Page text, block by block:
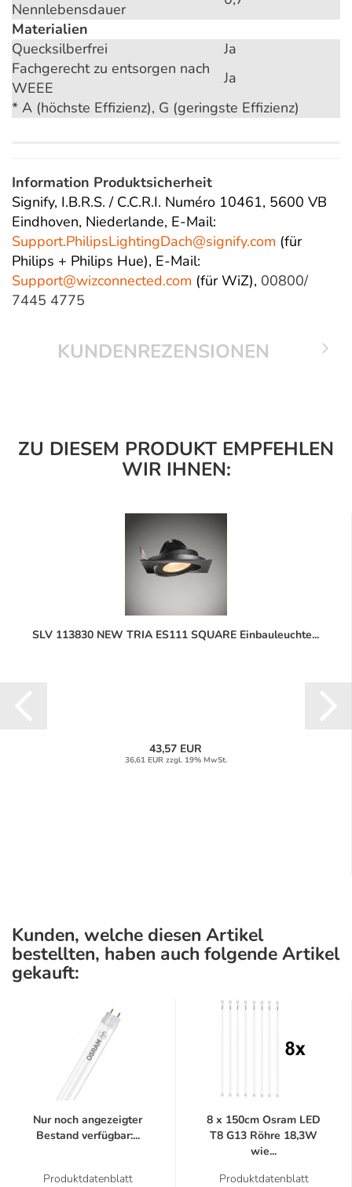
Nennlebensdauer
Materialien
Quecksilberfrei
Ja
Fachgerecht zu entsorgen nach
WEEE
Ja
* A (höchste Effizienz), G (geringste Effizienz)
Information Produktsicherheit
Signify, I.B.R.S. / C.C.R.I. Numéro 10461, 5600 VB
Eindhoven, Niederlande, E-Mail:
Support.PhilipsLightingDach@signify.com (für
Philips + Philips Hue), E-Mail:
Support@wizconnected.com (für WiZ), 00800/
7445 4775
KUNDENREZENSIONEN
ZU DIESEM PRODUKT EMPFEHLEN
WIR IHNEN:
SLV 113830 NEW TRIA ES111 SQUARE Einbauleuchte...
43,57 EUR
36,61 EUR zzgl. 19% MwSt.
Kunden, welche diesen Artikel
bestellten, haben auch folgende Artikel
gekauft:
Nur noch angezeigter
Bestand verfügbar:...
Produktdatenblatt
8 x 150cm Osram LED
T8 G13 Röhre 18,3W
wie...
Produktdatenblatt